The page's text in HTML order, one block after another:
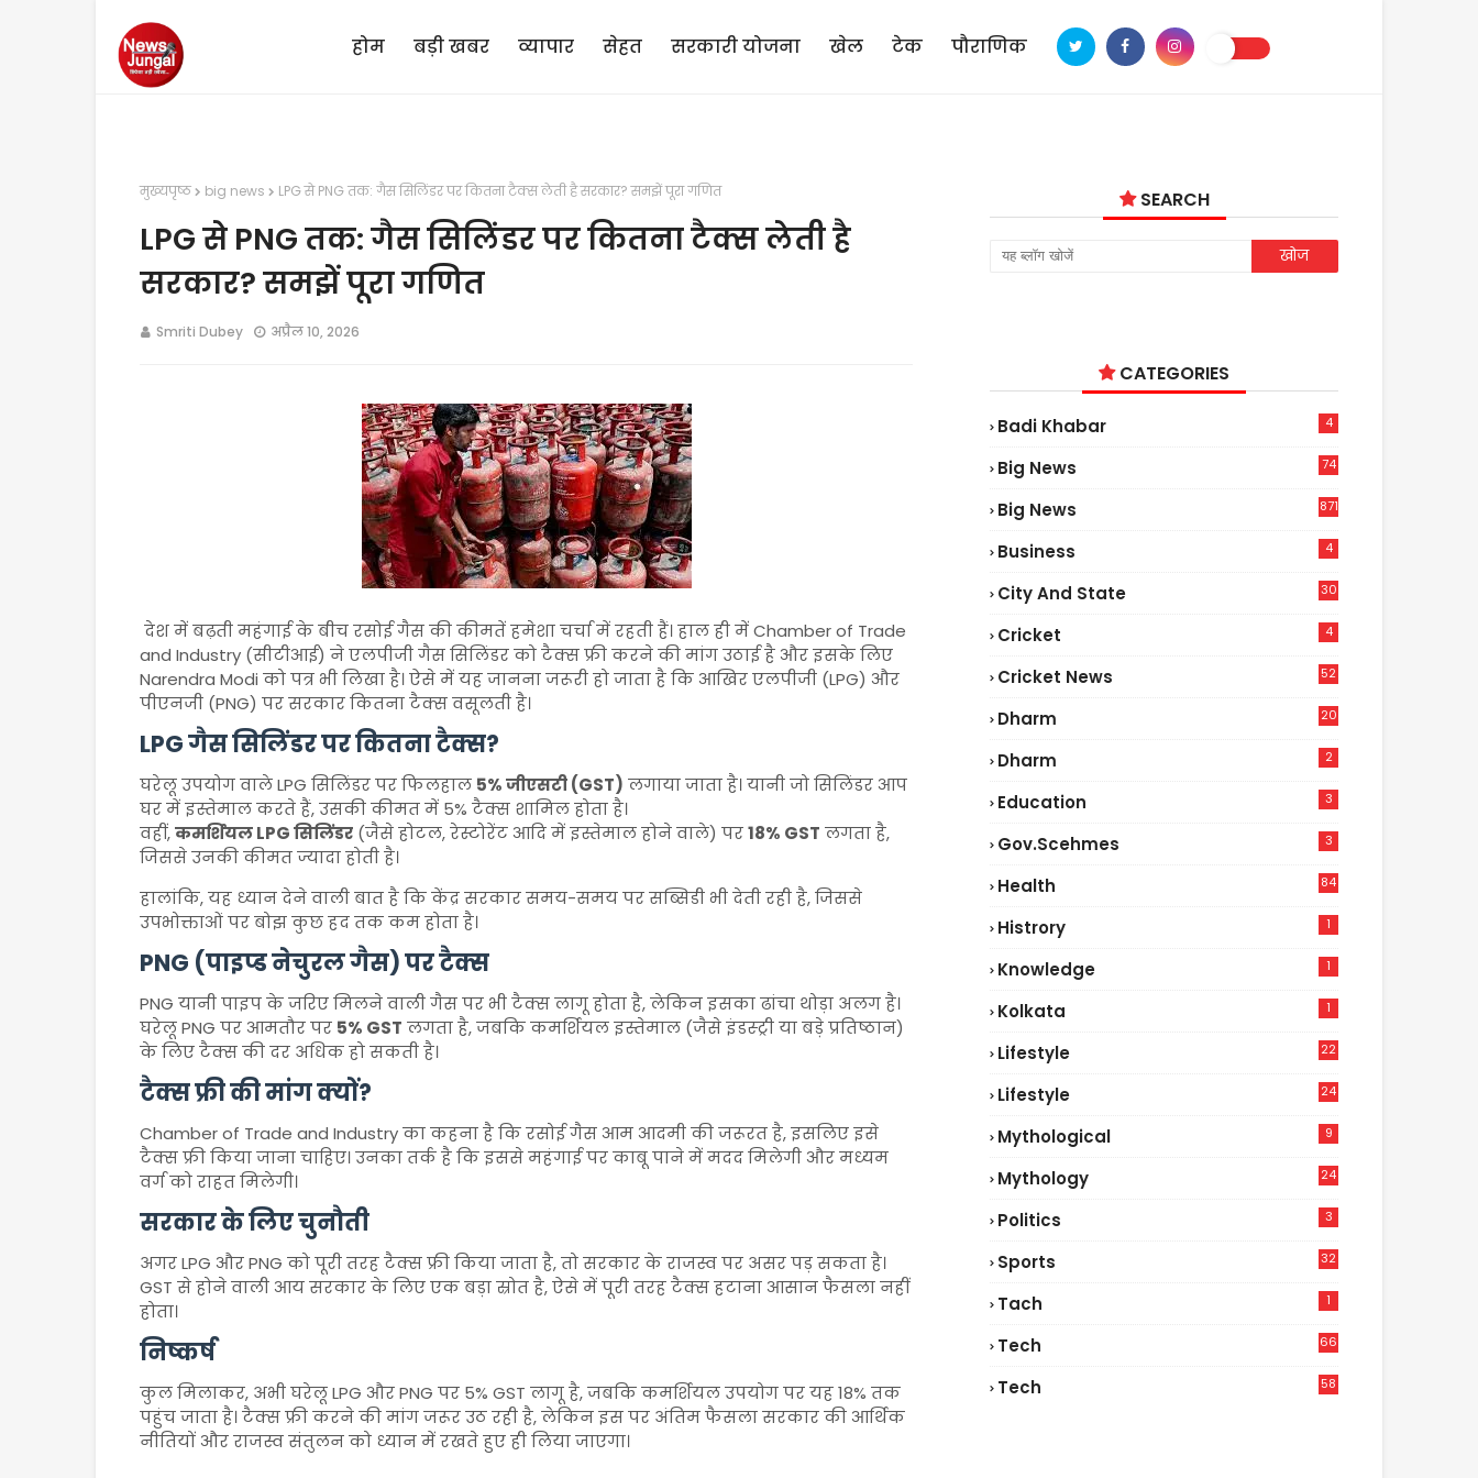
होम बड़ी खबर व्यापार सेहत सरकारी योजना खेल टेक पौराणिक
मुख्यपृष्ठ big news LPG से PNG तक: गैस सिलिंडर पर कितना टैक्स लेती है सरकार? समझें पूरा गणित
LPG से PNG तक: गैस सिलिंडर पर कितना टैक्स लेती है
सरकार? समझें पूरा गणित
Smriti Dubey अप्रैल 10, 2026
देश में बढ़ती महंगाई के बीच रसोई गैस की कीमतें हमेशा चर्चा में रहती हैं। हाल ही मेंChamber of Trade
and Industry (सीटीआई) ने एलपीजी गैस सिलिंडर को टैक्स फ्री करने की मांग उठाई है और इसके लिए
Narendra Modi को पत्र भी लिखा है। ऐसे में यह जानना जरूरी हो जाता है कि आखिर एलपीजी (LPG) और
पीएनजी (PNG) पर सरकार कितना टैक्स वसूलती है।
LPG गैस सिलिंडर पर कितना टैक्स?
घरेलू उपयोग वाले LPG सिलिंडर पर फिलहाल 5% जीएसटी (GST) लगाया जाता है। यानी जो सिलिंडर आप
घर में इस्तेमाल करते हैं, उसकी कीमत में 5% टैक्स शामिल होता है।
वहीं,कमर्शियल LPG सिलिंडर (जैसे होटल, रेस्टोरेंट आदि में इस्तेमाल होने वाले) पर18% GST लगता है,
जिससे उनकी कीमत ज्यादा होती है।
हालांकि, यह ध्यान देने वाली बात है कि केंद्र सरकार समय-समय पर सब्सिडी भी देती रही है, जिससे
उपभोक्ताओं पर बोझ कुछ हद तक कम होता है।
PNG (पाइप्ड नेचुरल गैस) पर टैक्स
PNG यानी पाइप के जरिए मिलने वाली गैस पर भी टैक्स लागू होता है, लेकिन इसका ढांचा थोड़ा अलग है।
घरेलू PNG पर आमतौर पर 5% GST लगता है, जबकि कमर्शियल इस्तेमाल (जैसे इंडस्ट्री या बड़े प्रतिष्ठान)
के लिए टैक्स की दर अधिक हो सकती है।
टैक्स फ्री की मांग क्यों?
Chamber of Trade and Industryका कहना है कि रसोई गैस आम आदमी की जरूरत है, इसलिए इसे
टैक्स फ्री किया जाना चाहिए। उनका तर्क है कि इससे महंगाई पर काबू पाने में मदद मिलेगी और मध्यम
वर्ग को राहत मिलेगी।
सरकार के लिए चुनौती
अगर LPG और PNG को पूरी तरह टैक्स फ्री किया जाता है, तो सरकार के राजस्व पर असर पड़ सकता है।
GST से होने वाली आय सरकार के लिए एक बड़ा स्रोत है, ऐसे में पूरी तरह टैक्स हटाना आसान फैसला नहीं
होता।
निष्कर्ष
कुल मिलाकर, अभी घरेलू LPG और PNG पर 5% GST लागू है, जबकि कमर्शियल उपयोग पर यह 18% तक
पहुंच जाता है। टैक्स फ्री करने की मांग जरूर उठ रही है, लेकिन इस पर अंतिम फैसला सरकार की आर्थिक
नीतियों और राजस्व संतुलन को ध्यान में रखते हुए ही लिया जाएगा।
SEARCH
CATEGORIES
Badi Khabar 4
Big News
74
Big News 871
Business 4
City And State 30
Cricket 4
Cricket News
52
Dharm 20
Dharm 2
Education 3
Gov.scehmes 3
Health
84
Histrory 1
Knowledge 1
Kolkata 1
Lifestyle
22
Lifestyle
24
Mythological 9
Mythology 24
Politics 3
Sports 32
Tach 1
Tech
66
Tech
58